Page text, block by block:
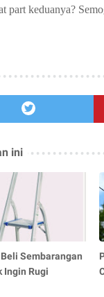
part keduanya?
ini
Sembarangan
Ingin Rugi